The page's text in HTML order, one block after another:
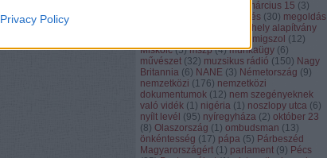
Privacy Policy
március 15 (3)
megemlékezés (30) megoldás
menhely alapítvány
migszol (12)
Miskolc (5) mszp (4) munkaügy (6)
művészet (32) muzsikus rádió (150) Nagy
Britannia (6) NANE (3) Németország (9)
nemzetközi (176) nemzetközi
dokumentumok (12) nem szegényeknek
való vidék (1) nigéria (1) noszlopy utca (6)
nyílt levél (95) nyíregyháza (2) október 23
(8) Olaszország (1) ombudsman (13)
önkéntesség (17) pápa (5) Párbeszéd
Magyarországért (1) parlament (9) Pécs